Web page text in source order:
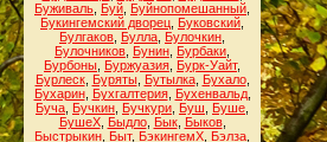
Буживаль Буй Буйнопомешанный
Букингемский дворец Буковский
Булгаков Булла Булочкин
Булочников Бунин Бурбаки
Бурбоны Буржуазия Бурк-Уайт,
Бурлеск, Буряты, Бутылка, Бухало,
Бухарин, Бухгалтерия, Бухенвальд,
Буча Бучкин Бучкури Буш Буше
БушеХ, Быдло, Бык, Быков,
Быстрыкин Быт, БэкингемХ Бэлза